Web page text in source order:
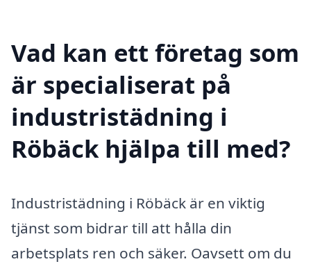
Vad kan ett företag som
är specialiserat på
industristädning i
Röbäck hjälpa till med?
Industristädning i Röbäck är en viktig
tjänst som bidrar till att hålla din
arbetsplats ren och säker. Oavsett om du